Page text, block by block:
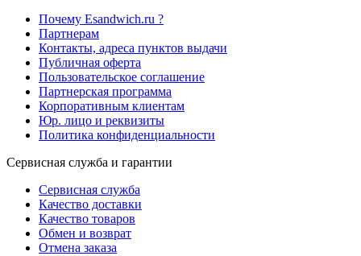
Почему Esandwich.ru ?
Партнерам
Контакты, адреса пунктов выдачи
Публичная оферта
Пользовательское соглашение
Партнерская программа
Корпоративным клиентам
Юр. лицо и реквизиты
Политика конфиденциальности
Сервисная служба и гарантии
Сервисная служба
Качество доставки
Качество товаров
Обмен и возврат
Отмена заказа